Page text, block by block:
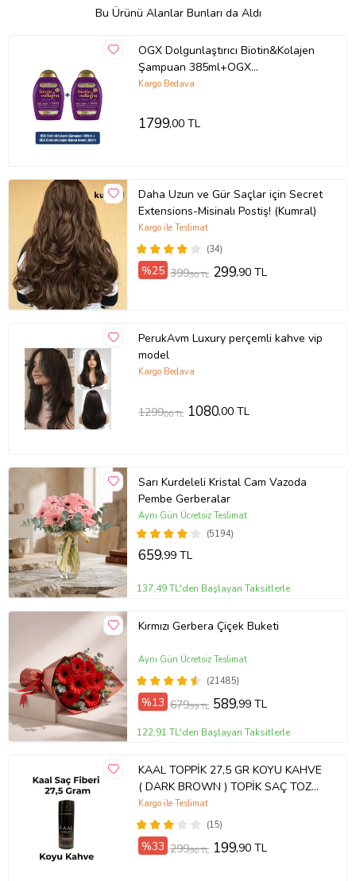
Bu Ürünü Alanlar Bunları da Aldı
OGX Dolgunlaştırıcı Biotin&Kolajen
Şampuan 385ml+OGX
Dolgunlaştırıcı Biotin&Kolajen Bakım
Kargo Bedava
1799,00 TL
Daha Uzun ve Gür Saçlar için Secret
Extensions-Misinalı Postiş! (Kumral)
(34)
Kargo ile Teslimat
%25 399,90 TL 299,90 TL
PerukAvm Luxury perçemli kahve vip
model
Kargo Bedava
1299,00 TL 1080,00 TL
Sarı Kurdeleli Kristal Cam Vazoda
Pembe Gerberalar
(5194)
Aynı Gün Ücretsiz Teslimat
659,99 TL
137,49 TL'den Başlayan Taksitlerle
Kırmızı Gerbera Çiçek Buketi
(21485)
Aynı Gün Ücretsiz Teslimat
%13 679,99 TL 589,99 TL
122,91 TL'den Başlayan Taksitlerle
KAAL TOPPİK 27,5 GR KOYU KAHVE
( DARK BROWN ) TOPİK SAÇ TOZU
SAÇ FİBERİ KERATİN
(15)
Kargo ile Teslimat
%33 299,90 TL 199,90 TL